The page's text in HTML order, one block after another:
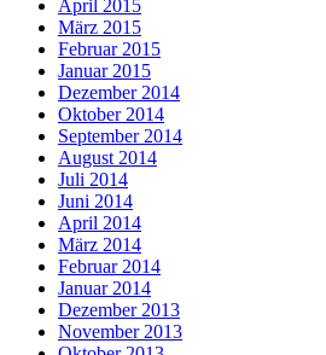
April 2015
März 2015
Februar 2015
Januar 2015
Dezember 2014
Oktober 2014
September 2014
August 2014
Juli 2014
Juni 2014
April 2014
März 2014
Februar 2014
Januar 2014
Dezember 2013
November 2013